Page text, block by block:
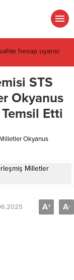
börekçiye
STS
Okyanus
Temsil Etti
Okyanus
A+ A-